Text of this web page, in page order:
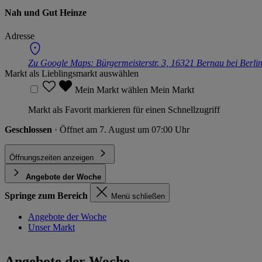
Nah und Gut Heinze
Adresse
Zu Google Maps: Bürgermeisterstr. 3, 16321 Bernau bei Berlin
Markt als Lieblingsmarkt auswählen
Mein Markt wählen Mein Markt
Markt als Favorit markieren für einen Schnellzugriff
Geschlossen · Öffnet am 7. August um 07:00 Uhr
Öffnungszeiten anzeigen
Angebote der Woche
Springe zum Bereich Menü schließen
Angebote der Woche
Unser Markt